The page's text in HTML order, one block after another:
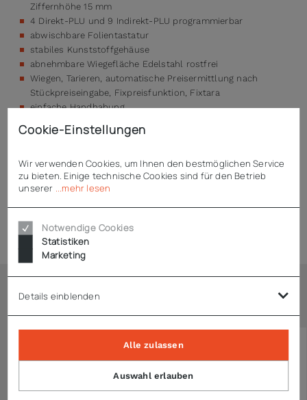
Ziffernhöhe 15 mm
4 Direkt-PLU und 9 Indirekt-PLU programmierbar
abwischbare Folientastatur
stabiles Kunststoffgehäuse
abnehmbare Wiegefläche Edelstahl rostfrei
Wiegen, Tarieren, automatische Preisermittlung nach
Stückpreiseingabe, Fixpreisfunktion, Fixtara
einfache Handhabung
optional zusätzlich mit Akkubetrieb (70 Std.
mit drehbarer Hochanzeige
Technische Daten
Ähnliche Artikel
Cookie-Einstellungen
Wir verwenden Cookies, um Ihnen den bestmöglichen Service
zu bieten. Einige technische Cookies sind für den Betrieb
unserer ...mehr lesen
Notwendige Cookies
Statistiken
Marketing
Details einblenden
Auswahl erlauben
Alle zulassen